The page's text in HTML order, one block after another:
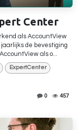
Center
als AccountView
de bevestiging
als o...
ExpertCenter
0 457